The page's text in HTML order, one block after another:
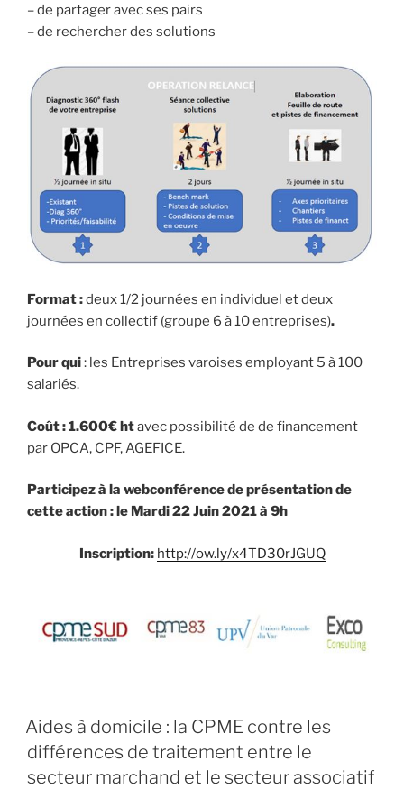
– de partager avec ses pairs
– de rechercher des solutions
Format :deux 1/2 journées en individuel et deux
journées en collectif (groupe 6 à 10 entreprises).
Pour qui: les Entreprises varoises employant 5 à 100
salariés.
Coût :1.600€ htavec possibilité de de financement
par OPCA, CPF, AGEFICE.
Participez à la webconférence de présentation de
cette action : le Mardi 22 Juin 2021 à 9h
Inscription: http://ow.ly/x4TD30rJGUQ
Aides à domicile : la CPME contre les
différences de traitement entre le
secteur marchand et le secteur associatif